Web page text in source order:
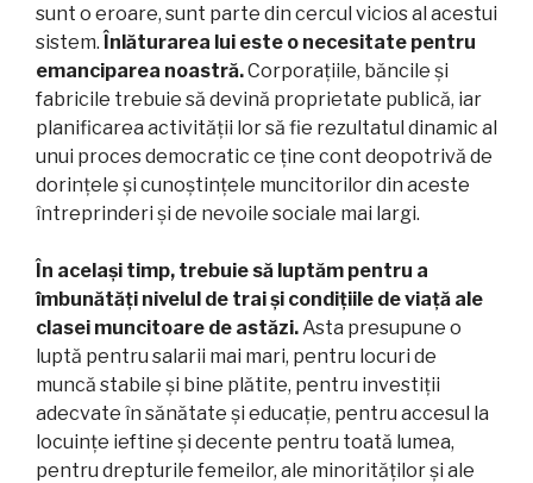
sunt o eroare, sunt parte din cercul vicios al acestui
sistem. Înlăturarea lui este o necesitate pentru
emanciparea noastră.Corporațiile, băncile și
fabricile trebuie să devină proprietate publică, iar
planificarea activității lor să fie rezultatul dinamic al
unui proces democratic ce ține cont deopotrivă de
dorințele și cunoștințele muncitorilor din aceste
întreprinderi și de nevoile sociale mai largi.
În același timp, trebuie să luptăm pentru a
îmbunătăți nivelul de trai și condițiile de viață ale
clasei muncitoare de astăzi. Asta presupune o
luptă pentru salarii mai mari, pentru locuri de
muncă stabile și bine plătite, pentru investiții
adecvate în sănătate și educație, pentru accesul la
locuințe ieftine și decente pentru toată lumea,
pentru drepturile femeilor, ale minorităților și ale